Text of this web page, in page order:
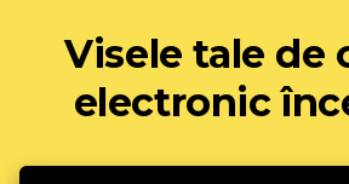
Visele tale de
electronic